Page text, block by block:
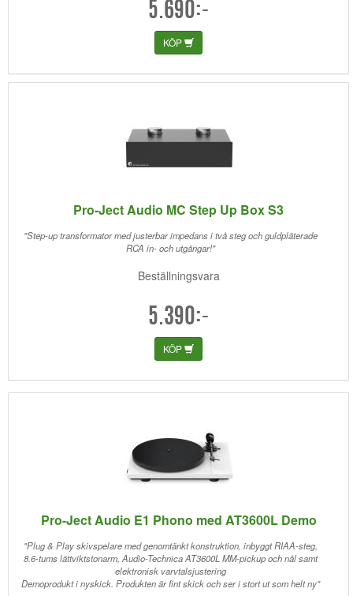
5.690:-
KÖP
Pro-Ject Audio MC Step Up Box S3
"Step-up transformator med justerbar impedans i två steg och guldpläterade
RCA in- och utgångar!"
Beställningsvara
5.390:-
KÖP
Pro-Ject Audio E1 Phono med AT3600L Demo
"Plug & Play skivspelare med genomtänkt konstruktion, inbyggt RIAA-steg,
8.6-tums lättviktstonarm, Audio-Technica AT3600L MM-pickup och nål samt
elektronisk varvtalsjustering
Demoprodukt i nyskick. Produkten är fint skick och ser i stort ut som helt ny"